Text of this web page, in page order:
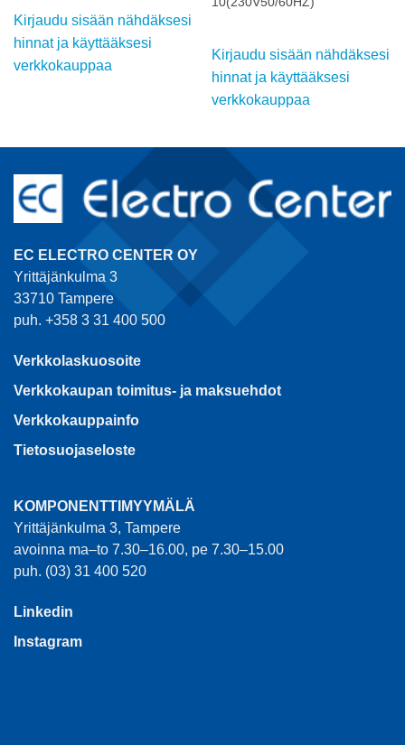
Kirjaudu sisään nähdäksesi
hinnat ja käyttääksesi
verkkokauppaa
Kirjaudu sisään nähdäksesi
hinnat ja käyttääksesi
verkkokauppaa
EC ELECTRO CENTER OY
Yrittäjänkulma 3
33710 Tampere
puh. +358 3 31 400 500
Verkkolaskuosoite
Verkkokaupan toimitus- ja maksuehdot
Verkkokauppainfo
Tietosuojaseloste
KOMPONENTTIMYYMÄLÄ
Yrittäjänkulma 3, Tampere
avoinna ma–to 7.30–16.00, pe 7.30–15.00
puh. (03) 31 400 520
Linkedin
Instagram